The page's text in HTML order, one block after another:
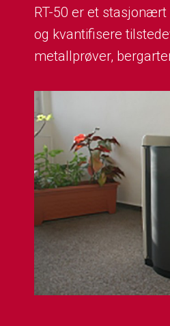
RT-50 er et
og kvantifisere
metallprøver,